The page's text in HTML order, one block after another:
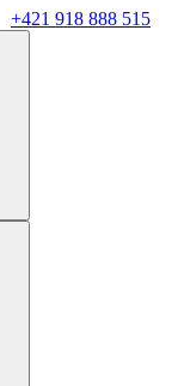
+421 918 888 515